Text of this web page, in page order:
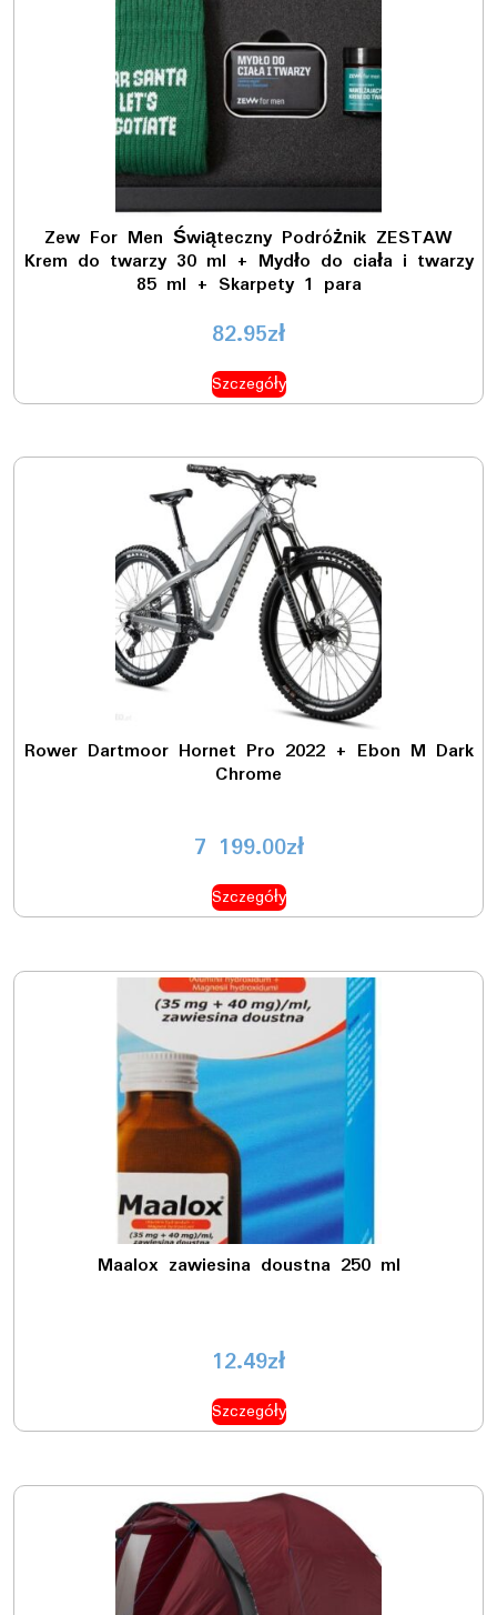
Zew For Men Świąteczny Podróżnik ZESTAW
Krem do twarzy 30 ml + Mydło do ciała i twarzy
85 ml + Skarpety 1 para
82.95zł
Szczegóły
Rower Dartmoor Hornet Pro 2022 + Ebon M Dark
Chrome
7 199.00zł
Szczegóły
Maalox zawiesina doustna 250 ml
12.49zł
Szczegóły